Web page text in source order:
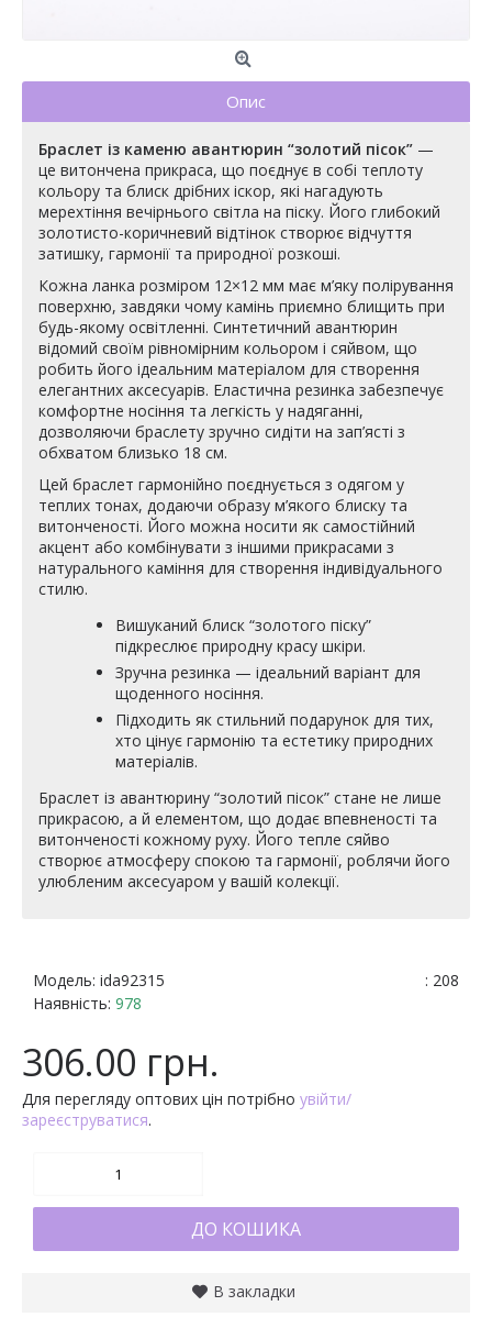
Опис
Браслет із каменю авантюрин “золотий пісок” —
це витончена прикраса, що поєднує в собі теплоту
кольору та блиск дрібних іскор, які нагадують
мерехтіння вечірнього світла на піску. Його глибокий
золотисто-коричневий відтінок створює відчуття
затишку, гармонії та природної розкоші.
Кожна ланка розміром 12×12 мм має м’яку полірування
поверхню, завдяки чому камінь приємно блищить при
будь-якому освітленні. Синтетичний авантюрин
відомий своїм рівномірним кольором і сяйвом, що
робить його ідеальним матеріалом для створення
елегантних аксесуарів. Еластична резинка забезпечує
комфортне носіння та легкість у надяганні,
дозволяючи браслету зручно сидіти на зап’ясті з
обхватом близько 18 см.
Цей браслет гармонійно поєднується з одягом у
теплих тонах, додаючи образу м’якого блиску та
витонченості. Його можна носити як самостійний
акцент або комбінувати з іншими прикрасами з
натурального каміння для створення індивідуального
стилю.
Вишуканий блиск “золотого піску”
підкреслює природну красу шкіри.
Зручна резинка — ідеальний варіант для
щоденного носіння.
Підходить як стильний подарунок для тих,
хто цінує гармонію та естетику природних
матеріалів.
Браслет із авантюрину “золотий пісок” стане не лише
прикрасою, а й елементом, що додає впевненості та
витонченості кожному руху. Його тепле сяйво
створює атмосферу спокою та гармонії, роблячи його
улюбленим аксесуаром у вашій колекції.
: 208
Модель: ida92315
Наявність: 978
306.00 грн.
Для перегляду оптових цін потрібно увійти/
зареєструватися.
ДО КОШИКА
В закладки